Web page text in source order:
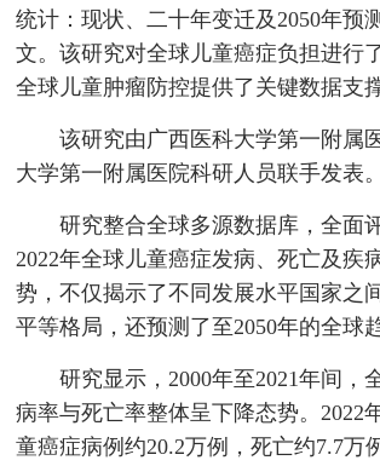
统计：现状、二十年变迁及2050年预
文。该研究对全球儿童癌症负担进行
全球儿童肿瘤防控提供了关键数据支撑
该研究由广西医科大学第一附属
大学第一附属医院科研人员联手发表。
研究整合全球多源数据库，全面
2022年全球儿童癌症发病、死亡及疾
势，不仅揭示了不同发展水平国家之
平等格局，还预测了至2050年的全球
研究显示，2000年至2021年间，
病率与死亡率整体呈下降态势。2022
童癌症病例约20.2万例，死亡约7.7万